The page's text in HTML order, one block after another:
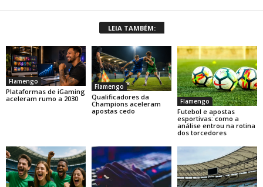
LEIA TAMBÉM:
Flamengo
Plataformas de iGaming
aceleram rumo a 2030
Flamengo
Qualificadores da
Champions aceleram
apostas cedo
Flamengo
Futebol e apostas
esportivas: como a
análise entrou na rotina
dos torcedores